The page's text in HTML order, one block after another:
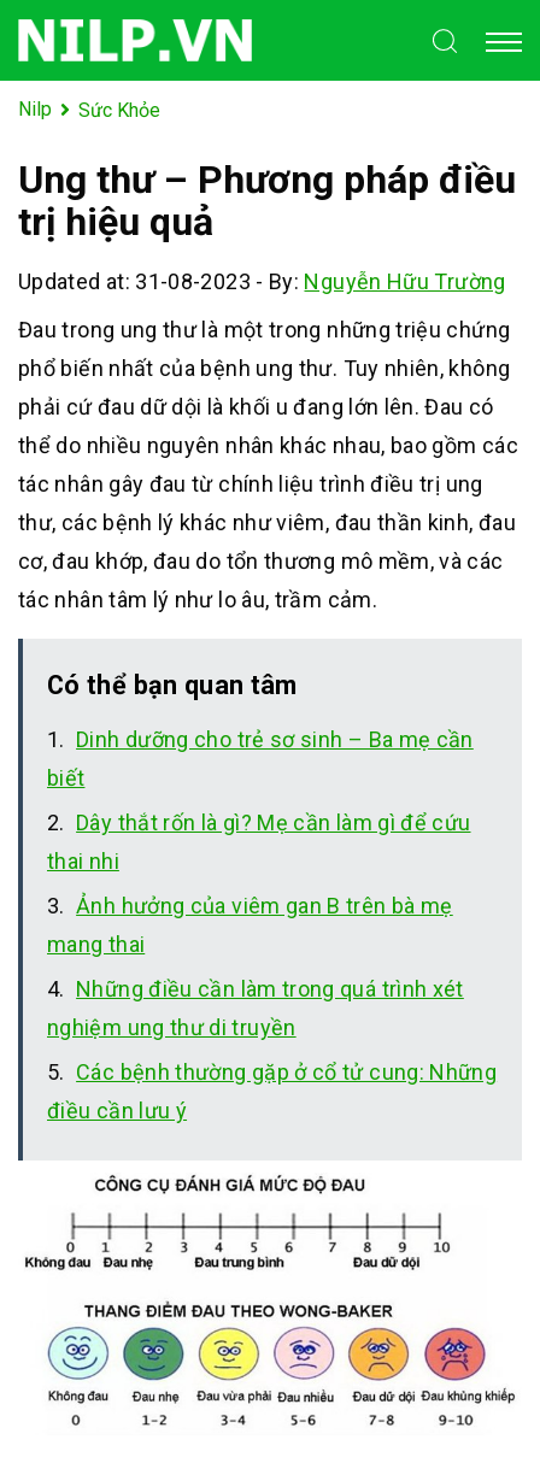
Nilp Sức Khỏe
Ung thư – Phương pháp điều
trị hiệu quả
Updated at: 31-08-2023 - By: Nguyễn Hữu Trường
Đau trong ung thư là một trong những triệu chứng
phổ biến nhất của bệnh ung thư. Tuy nhiên, không
phải cứ đau dữ dội là khối u đang lớn lên. Đau có
thể do nhiều nguyên nhân khác nhau, bao gồm các
tác nhân gây đau từ chính liệu trình điều trị ung
thư, các bệnh lý khác như viêm, đau thần kinh, đau
cơ, đau khớp, đau do tổn thương mô mềm, và các
tác nhân tâm lý như lo âu, trầm cảm.
Có thể bạn quan tâm
Dinh dưỡng cho trẻ sơ sinh – Ba mẹ cần
biết
Dây thắt rốn là gì? Mẹ cần làm gì để cứu
thai nhi
Ảnh hưởng của viêm gan B trên bà mẹ
mang thai
Những điều cần làm trong quá trình xét
nghiệm ung thư di truyền
Các bệnh thường gặp ở cổ tử cung: Những
điều cần lưu ý